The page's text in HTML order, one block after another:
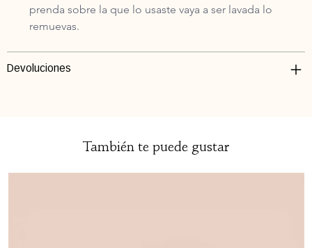
prenda sobre la que lo usaste vaya a ser lavada lo
remuevas.
Devoluciones
También te puede gustar